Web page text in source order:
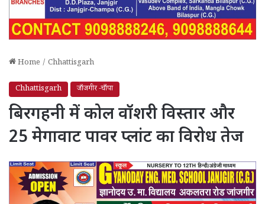
Home / Chhattisgarh
Chhattisgarh जाँजगीर -चाँपा
बिरगहनी में कोल वॉशरी विस्तार और
25 मेगावाट पावर प्लांट का विरोध तेज